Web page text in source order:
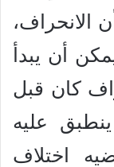
الانحراف،
أن يبدأ
كان قبل
ينطبق عليه
اختلاف